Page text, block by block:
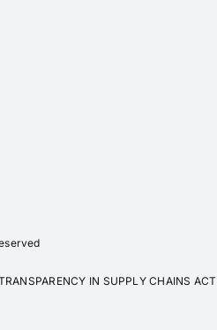
IN SUPPLY CHAINS ACT